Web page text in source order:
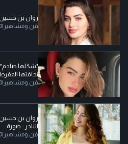
روان بن حسين
فن ومشاهير |
"شكلها
نحافتها
فن ومشاهير |
روان بن حسين
النادر - صورة
فن ومشاهير |